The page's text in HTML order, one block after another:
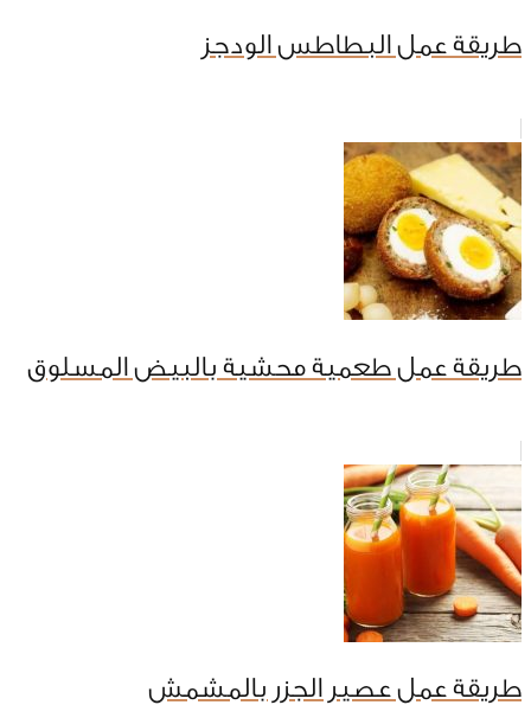
طريقة عمل البطاطس الودجز
طريقة عمل طعمية محشية بالبيض المسلوق
طريقة عمل عصير الجزر بالمشمش